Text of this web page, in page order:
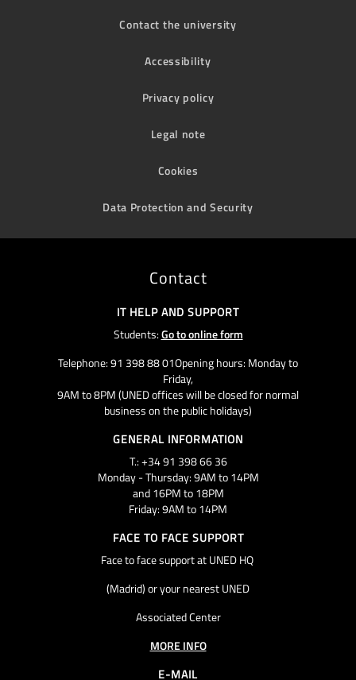
Contact the university
Accessibility
Privacy policy
Legal note
Cookies
Data Protection and Security
Contact
IT HELP AND SUPPORT
Students:Go to online form
Telephone: 91 398 88 01Opening hours: Monday to
Friday,
9AM to 8PM (UNED offices will be closed for normal
business on the public holidays)
GENERAL INFORMATION
T.: +34 91 398 66 36
Monday - Thursday: 9AM to 14PM
and 16PM to 18PM
Friday: 9AM to 14PM
FACE TO FACE SUPPORT
Face to face support at UNED HQ
(Madrid) or your nearest UNED
Associated Center
MORE INFO
E-MAIL